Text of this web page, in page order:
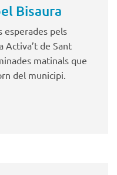
Bisaura
esperades pels
Activa’t de Sant
matinals que
del municipi.